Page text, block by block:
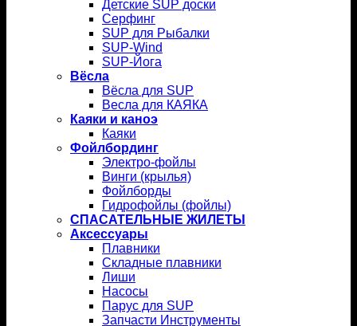
Детские SUP доски
Серфинг
SUP для Рыбалки
SUP-Wind
SUP-Йога
Вёсла
Вёсла для SUP
Весла для КАЯКА
Каяки и каноэ
Каяки
Фойлбординг
Электро-фойлы
Винги (крылья)
Фойлборды
Гидрофойлы (фойлы)
СПАСАТЕЛЬНЫЕ ЖИЛЕТЫ
Аксессуары
Плавники
Складные плавники
Лиши
Насосы
Парус для SUP
Запчасти Инструменты